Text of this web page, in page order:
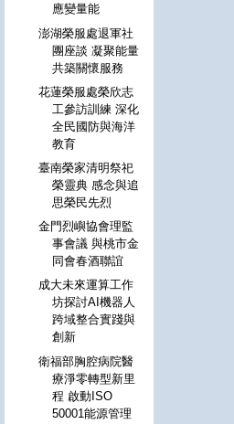
應變量能
澎湖榮服處退軍社
團座談 凝聚能量
共築關懷服務
花蓮榮服處榮欣志
工參訪訓練 深化
全民國防與海洋
教育
臺南榮家清明祭祀
榮靈典 感念與追
思榮民先烈
金門烈嶼協會理監
事會議 與桃市金
同會春酒聯誼
成大未來運算工作
坊探討AI機器人
跨域整合實踐與
創新
衛福部胸腔病院醫
療淨零轉型新里
程 啟動ISO
50001能源管理